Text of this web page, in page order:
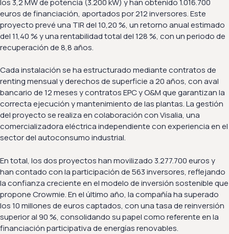
los 3,2 MW de potencia (3.200 kW) y han obtenido 1.016.700
euros de financiación, aportados por 212 inversores. Este
proyecto prevé una TIR del 10,20 %, un retorno anual estimado
del 11,40 % y una rentabilidad total del 128 %, con un periodo de
recuperación de 8,8 años.
Cada instalación se ha estructurado mediante contratos de
renting mensual y derechos de superficie a 20 años, con aval
bancario de 12 meses y contratos EPC y O&M que garantizan la
correcta ejecución y mantenimiento de las plantas. La gestión
del proyecto se realiza en colaboración con Visalia, una
comercializadora eléctrica independiente con experiencia en el
sector del autoconsumo industrial.
En total, los dos proyectos han movilizado 3.277.700 euros y
han contado con la participación de 563 inversores, reflejando
la confianza creciente en el modelo de inversión sostenible que
propone Crowmie. En el último año, la compañía ha superado
los 10 millones de euros captados, con una tasa de reinversión
superior al 90 %, consolidando su papel como referente en la
financiación participativa de energías renovables.